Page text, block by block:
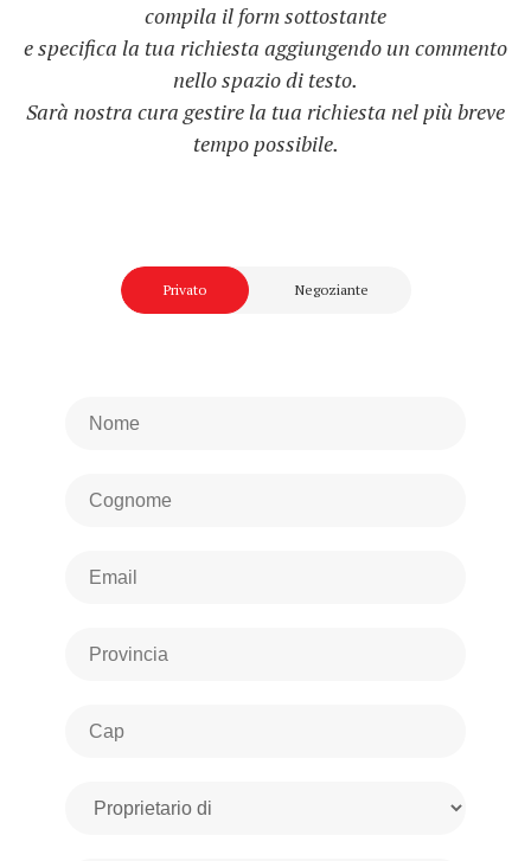
compila il form sottostante
e specifica la tua richiesta aggiungendo un commento
nello spazio di testo.
Sarà nostra cura gestire la tua richiesta nel più breve
tempo possibile.
Privato Negoziante